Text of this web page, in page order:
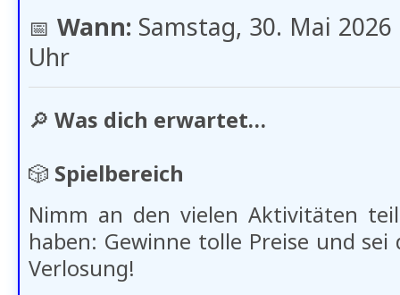
📅​ Wann: Samstag, 30. Mai
Uhr
🔎 Was dich erwartet…
🎲 Spielbereich
Nimm an den vielen Aktivitäten
haben: Gewinne tolle Preise und
Verlosung!